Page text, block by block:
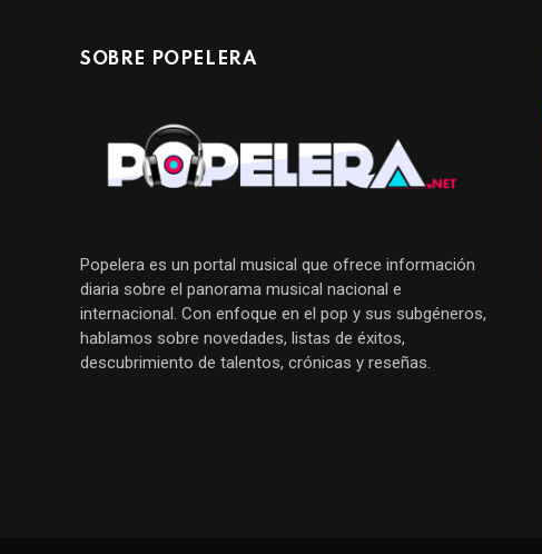
SOBRE POPELERA
Popelera es un portal musical que ofrece información
diaria sobre el panorama musical nacional e
internacional. Con enfoque en el pop y sus subgéneros,
hablamos sobre novedades, listas de éxitos,
descubrimiento de talentos, crónicas y reseñas.